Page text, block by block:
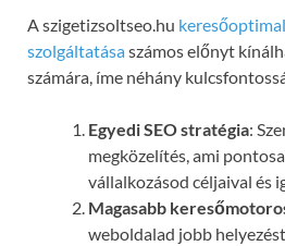
A szigetizsoltseo.hu
szolgáltatásaszámos előnyt
számára, íme néhány
Egyedi SEO stratégia:
megközelítés, ami
vállalkozásod céljaival és
Magasabb
weboldalad jobb